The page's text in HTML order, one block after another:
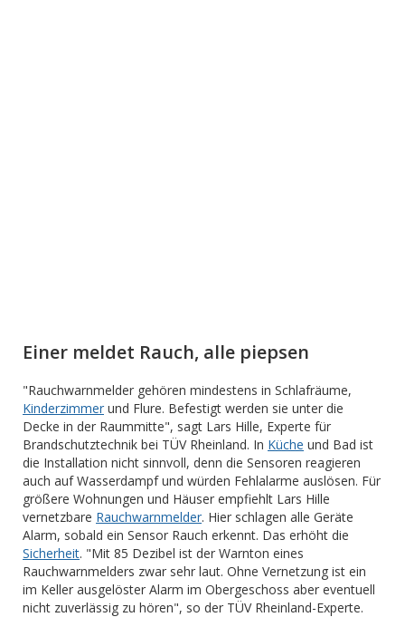
Einer meldet Rauch, alle piepsen
"Rauchwarnmelder gehören mindestens in Schlafräume,
Kinderzimmer und Flure. Befestigt werden sie unter die
Decke in der Raummitte", sagt Lars Hille, Experte für
Brandschutztechnik bei TÜV Rheinland. In Küche und Bad ist
die Installation nicht sinnvoll, denn die Sensoren reagieren
auch auf Wasserdampf und würden Fehlalarme auslösen. Für
größere Wohnungen und Häuser empfiehlt Lars Hille
vernetzbare Rauchwarnmelder. Hier schlagen alle Geräte
Alarm, sobald ein Sensor Rauch erkennt. Das erhöht die
Sicherheit. "Mit 85 Dezibel ist der Warnton eines
Rauchwarnmelders zwar sehr laut. Ohne Vernetzung ist ein
im Keller ausgelöster Alarm im Obergeschoss aber eventuell
nicht zuverlässig zu hören", so der TÜV Rheinland-Experte.